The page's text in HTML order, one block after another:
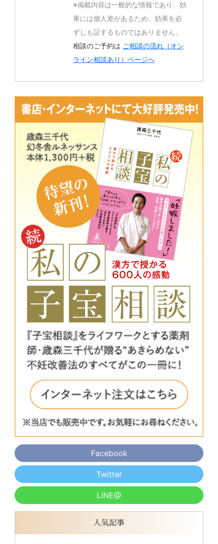
※掲載内容は一般的な情報であり、効
果には個人差があるため、効果を必
ずしも証するものではありません。
相談のご予約は ご相談の流れ（オン
ライン相談あり）ページへ
Facebook
Twitter
LINE@
人気記事